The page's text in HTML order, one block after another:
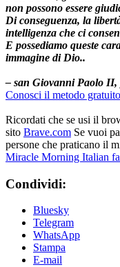
non possono essere
Di conseguenza, la
intelligenza che ci
E possediamo queste
immagine di Dio..
– san Giovanni Paolo II,
Conosci il metodo
Ricordati che se usi il
sito Brave.com Se vuoi
persone che praticano il
Miracle Morning Italian
Condividi:
Bluesky
Telegram
WhatsApp
Stampa
E-mail